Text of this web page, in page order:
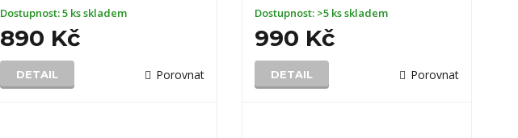
Dostupnost:5 ks skladem
890 Kč
DETAIL Porovnat
Dostupnost: >5 ks skladem
990 Kč
DETAIL Porovnat